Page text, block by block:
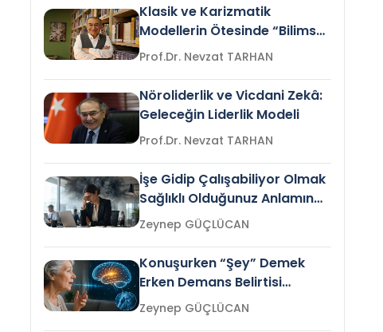
Klasik ve Karizmatik
Modellerin Ötesinde “Bilimsel
Liderlik”
Prof.Dr. Nevzat TARHAN
Nöroliderlik ve Vicdani Zekâ:
Geleceğin Liderlik Modeli
Prof.Dr. Nevzat TARHAN
İşe Gidip Çalışabiliyor Olmak
Sağlıklı Olduğunuz Anlamına
Gelir mi?Zeynep GÜÇLÜCAN
Konuşurken “Şey” Demek
Erken Demans Belirtisi
Olabilir mi?Zeynep GÜÇLÜCAN